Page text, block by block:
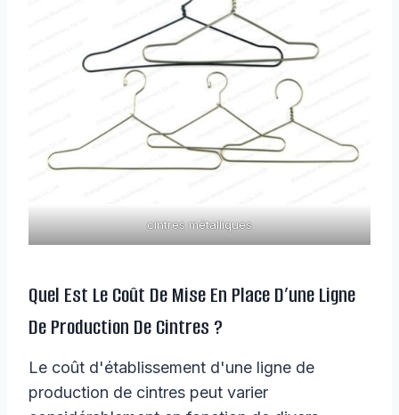
cintres métalliques
Quel Est Le Coût De Mise En Place D’une Ligne
De Production De Cintres ?
Le coût d'établissement d'une ligne de
production de cintres peut varier